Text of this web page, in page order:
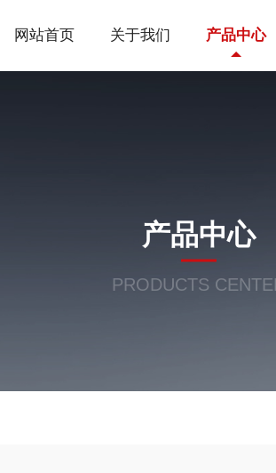
网站首页 关于我们 产品中心
产品中心
PRODUCTS